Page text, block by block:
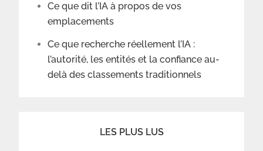
Ce que dit l’IA à propos de vos
emplacements
Ce que recherche réellement l’IA :
l’autorité, les entités et la confiance au-
delà des classements traditionnels
LES PLUS LUS